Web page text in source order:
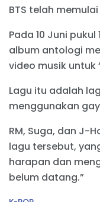
BTS telah
Pada 10 Juni pukul
album antologi
video musik untuk
Lagu itu adalah
menggunakan
RM, Suga, dan J-
lagu tersebut,
harapan dan
belum datang.”